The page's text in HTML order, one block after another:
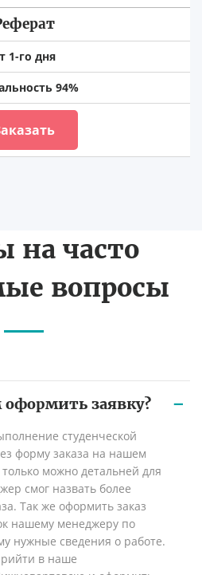
1-го дня
94%
на часто
вопросы
заявку?
студенческой
форму заказа на нашем
можно детальней для
смог назвать более
Так же оформить заказ
нашему менеджеру по
нужные сведения о работе.
в наше